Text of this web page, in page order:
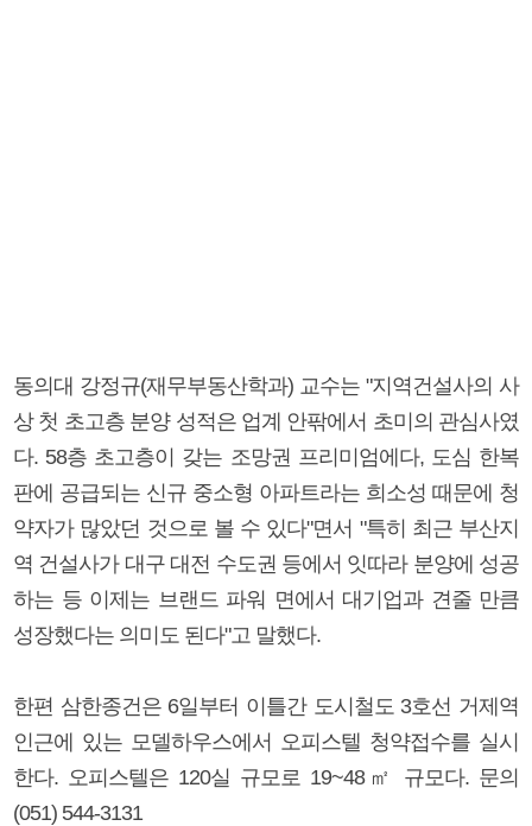
동의대 강정규(재무부동산학과) 교수는 "지역건설사의 사
상 첫 초고층 분양 성적은 업계 안팎에서 초미의 관심사였
다. 58층 초고층이 갖는 조망권 프리미엄에다, 도심 한복
판에 공급되는 신규 중소형 아파트라는 희소성 때문에 청
약자가 많았던 것으로 볼 수 있다"면서 "특히 최근 부산지
역 건설사가 대구 대전 수도권 등에서 잇따라 분양에 성공
하는 등 이제는 브랜드 파워 면에서 대기업과 견줄 만큼
성장했다는 의미도 된다"고 말했다.
한편 삼한종건은 6일부터 이틀간 도시철도 3호선 거제역
인근에 있는 모델하우스에서 오피스텔 청약접수를 실시
한다. 오피스텔은 120실 규모로 19~48㎡ 규모다. 문의
(051) 544-3131